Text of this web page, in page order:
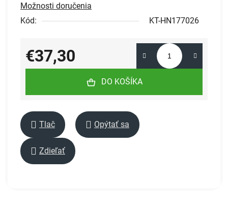
Možnosti doručenia
Kód:
KT-HN177026
€37,30
Jednotková cena:
DO KOŠÍKA
Tlač Opýtať sa
Zdieľať